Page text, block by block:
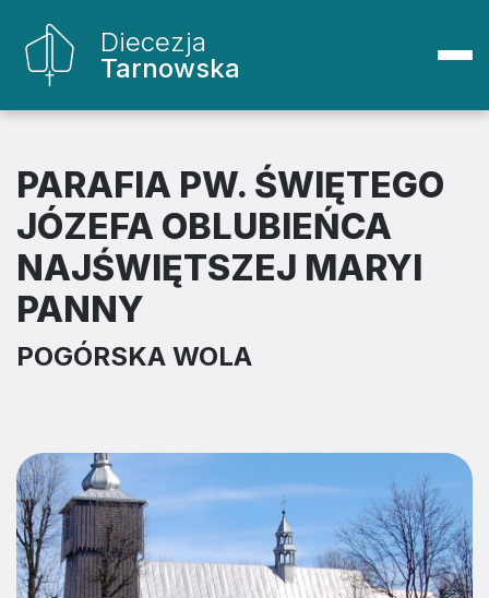
Diecezja
Tarnowska
PARAFIA PW. ŚWIĘTEGO
JÓZEFA OBLUBIEŃCA
NAJŚWIĘTSZEJ MARYI
PANNY
POGÓRSKA WOLA